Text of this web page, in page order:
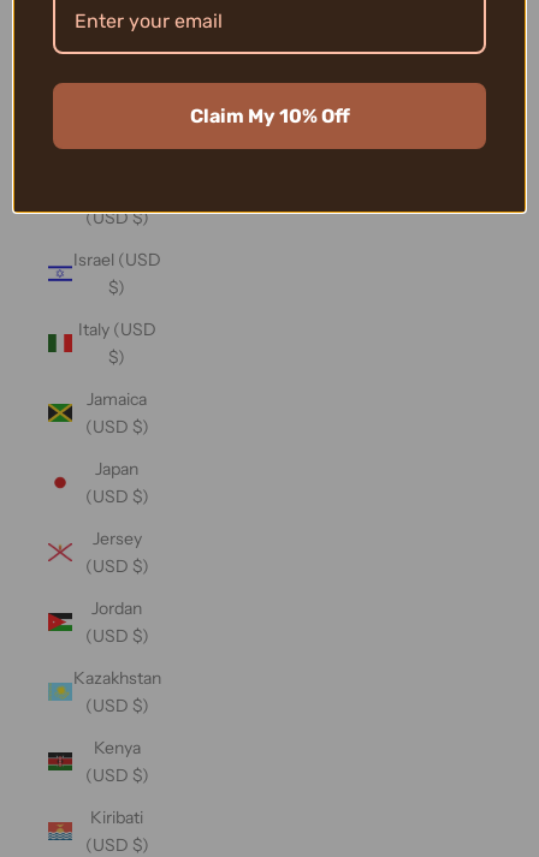
Iraq (USD
(USD $)
(USD $)
Israel (USD
$)
Italy (USD
$)
Jamaica
(USD $)
Japan
(USD $)
Jersey
(USD $)
Jordan
(USD $)
Kazakhstan
(USD $)
Kenya
(USD $)
Kiribati
(USD $)
Claim My 10% Off